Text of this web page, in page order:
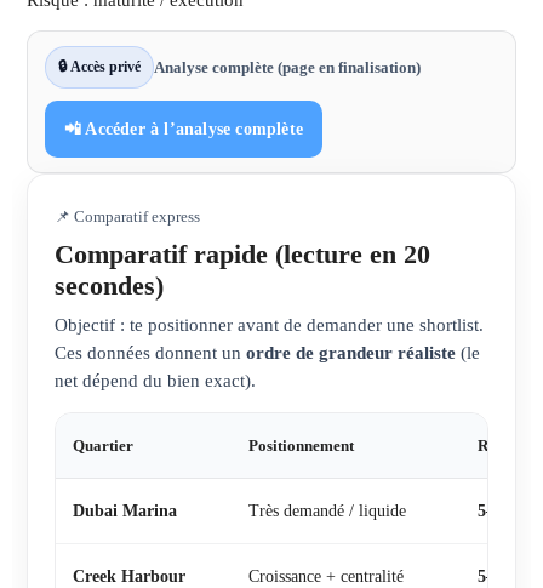
🔒 Accès privé Analyse complète (page en finalisation)
📲 Accéder à l’analyse complète
📌 Comparatif express
Comparatif rapide (lecture en 20
secondes)
Objectif : te positionner avant de demander une shortlist.
Ces données donnent un ordre de grandeur réaliste (le
net dépend du bien exact).
Quartier Positionnement
Dubai Marina Très demandé / liquide 5–7%
Creek Harbour Croissance + centralité 5–7%